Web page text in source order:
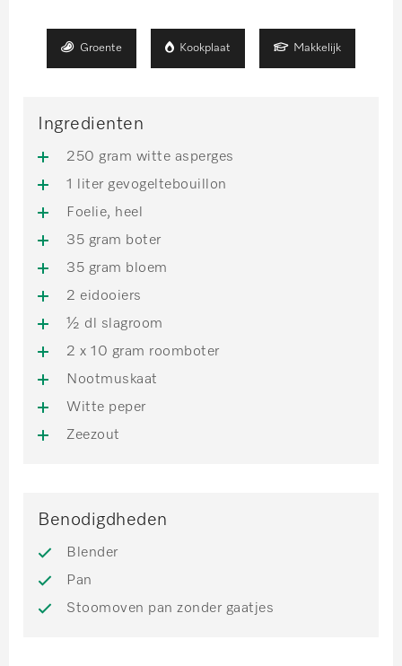
Groente Kookplaat Makkelijk
Ingredienten
250 gram witte asperges
1 liter gevogeltebouillon
Foelie, heel
35 gram boter
35 gram bloem
2 eidooiers
½ dl slagroom
2 x 10 gram roomboter
Nootmuskaat
Witte peper
Zeezout
Benodigdheden
Blender
Pan
Stoomoven pan zonder gaatjes